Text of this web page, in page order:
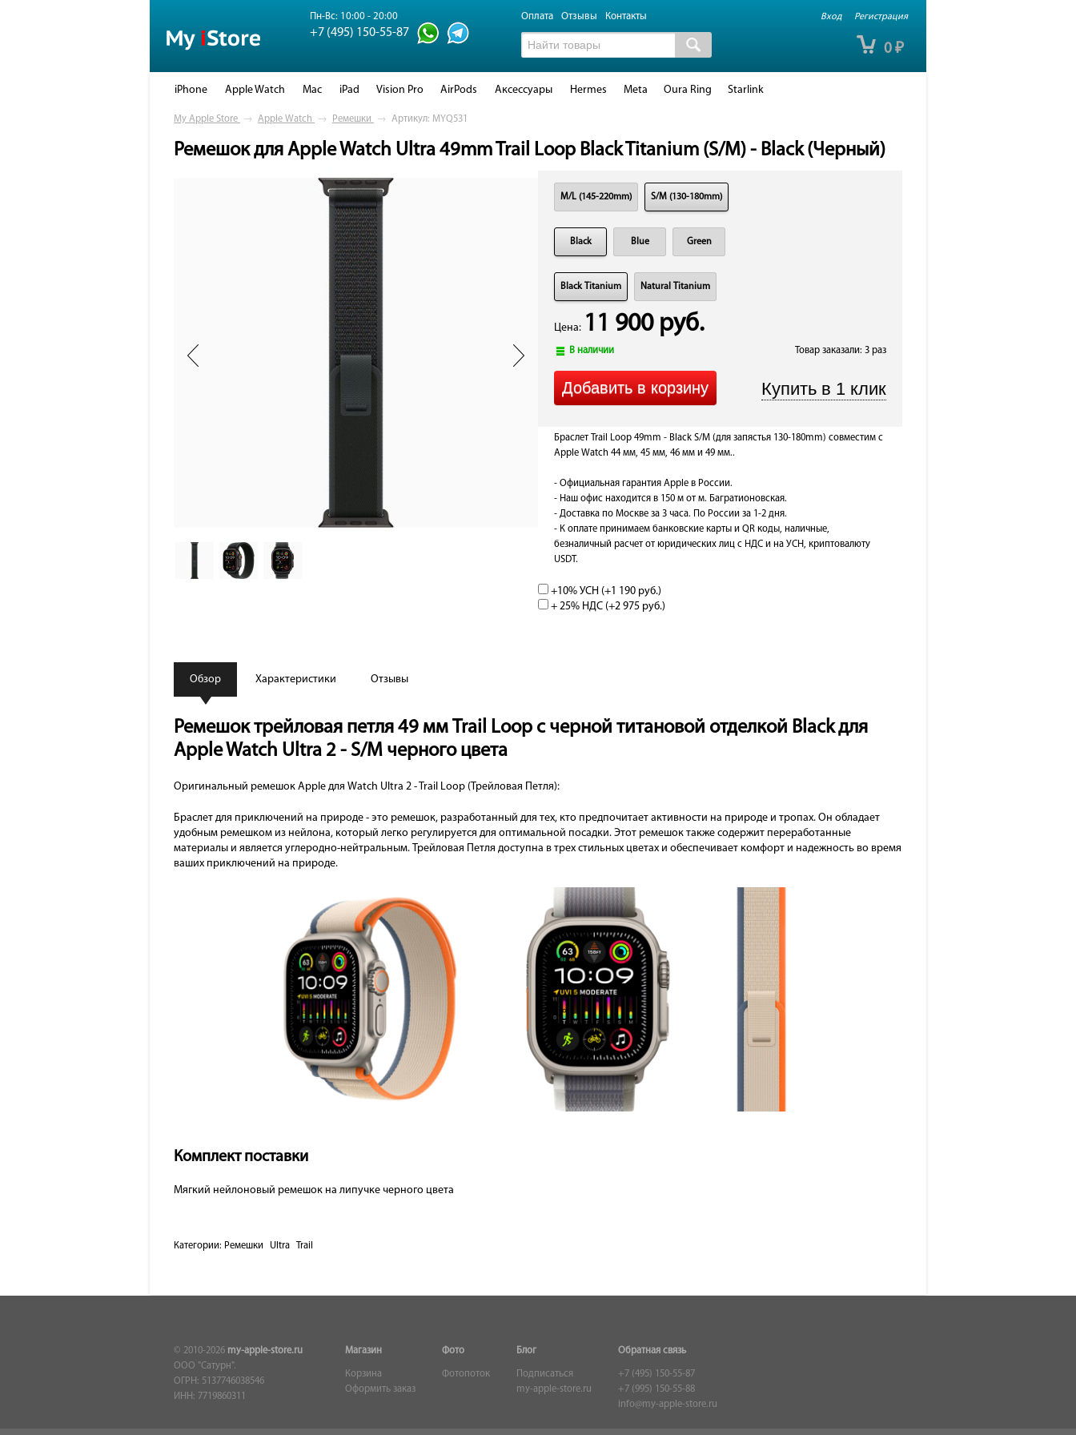
Вход Регистрация
Пн-Вс: 10:00 - 20:00
+7 (495) 150-55-87
Оплата Отзывы Контакты
0 ₽
iPhone Apple Watch Mac iPad Vision Pro AirPods Аксессуары Hermes Meta Oura Ring Starlink
My Apple Store → Apple Watch → Ремешки → Артикул: MYQ531
Ремешок для Apple Watch Ultra 49mm Trail Loop Black Titanium (S/M) - Black (Черный)
M/L (145-220mm) S/M (130-180mm)
Black Blue Green
Black Titanium Natural Titanium
Цена: 11 900 руб.
В наличии Товар заказали: 3 раз
Браслет Trail Loop 49mm - Black S/M (для запястья 130-180mm) совместим с
Apple Watch 44 мм, 45 мм, 46 мм и 49 мм..
- Официальная гарантия Apple в России.
- Наш офис находится в 150 м от м. Багратионовская.
- Доставка по Москве за 3 часа. По России за 1-2 дня.
- К оплате принимаем банковские карты и QR коды, наличные,
безналичный расчет от юридических лиц с НДС и на УСН, криптовалюту
USDT.
+10% УСН (+1 190 руб.)
+ 25% НДС (+2 975 руб.)
Обзор Характеристики Отзывы
Ремешок трейловая петля 49 мм Trail Loop с черной титановой отделкой Black для
Apple Watch Ultra 2 - S/M черного цвета
Оригинальный ремешок Apple для Watch Ultra 2 - Trail Loop (Трейловая Петля):
Браслет для приключений на природе - это ремешок, разработанный для тех, кто предпочитает активности на природе и тропах. Он обладает
удобным ремешком из нейлона, который легко регулируется для оптимальной посадки. Этот ремешок также содержит переработанные
материалы и является углеродно-нейтральным. Трейловая Петля доступна в трех стильных цветах и обеспечивает комфорт и надежность во время
ваших приключений на природе.
Комплект поставки
Мягкий нейлоновый ремешок на липучке черного цвета
Категории: Ремешки Ultra Trail
© 2010-2026 my-apple-store.ru
ООО "Сатурн".
ОГРН: 5137746038546
ИНН: 7719860311
Магазин
Корзина
Оформить заказ
Фото
Фотопоток
Блог
Подписаться
my-apple-store.ru
Обратная связь
+7 (495) 150-55-87
+7 (995) 150-55-88
info@my-apple-store.ru